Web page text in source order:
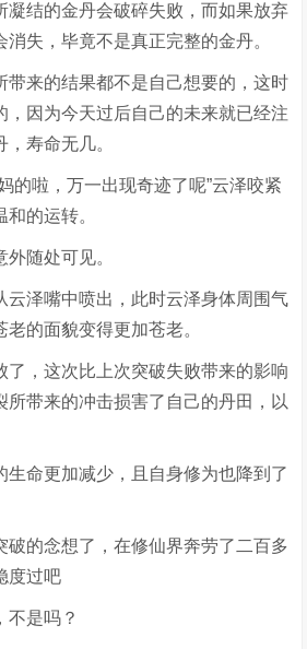
凝结的金丹会破碎失败，而如果放弃
失，毕竟不是真正完整的金丹。
带来的结果都不是自己想要的，这时
，因为今天过后自己的未来就已经注
寿命无几。
的啦，万一出现奇迹了呢”云泽咬紧
的运转。
随处可见。
云泽嘴中喷出，此时云泽身体周围气
的面貌变得更加苍老。
了，这次比上次突破失败带来的影响
所带来的冲击损害了自己的丹田，以
生命更加减少，且自身修为也降到了
破的念想了，在修仙界奔劳了二百多
度过吧
不是吗？